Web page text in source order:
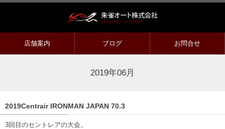
店舗案内 ブログ お問合せ
2019年06月
2019Centrair IRONMAN JAPAN 70.3
3回目のセントレアの大会。